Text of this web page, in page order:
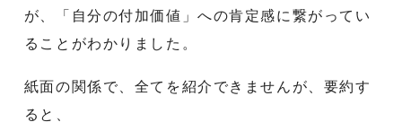
が、「自分の付加価値」への肯定感に繋がってい
ることがわかりました。
紙面の関係で、全てを紹介できませんが、要約す
ると、